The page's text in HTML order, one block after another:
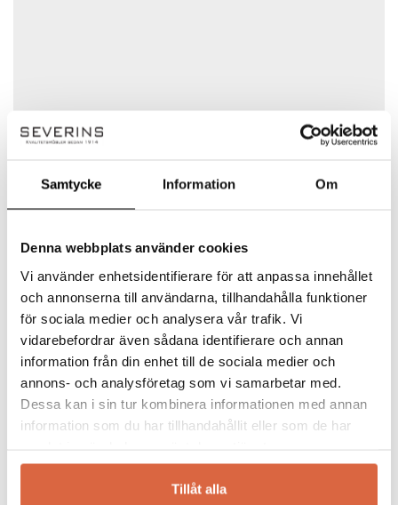
Samtycke Information Om
Denna webbplats använder cookies
Vi använder enhetsidentifierare för att anpassa innehållet
och annonserna till användarna, tillhandahålla funktioner
för sociala medier och analysera vår trafik. Vi
vidarebefordrar även sådana identifierare och annan
information från din enhet till de sociala medier och
annons- och analysföretag som vi samarbetar med.
Dessa kan i sin tur kombinera informationen med annan
information som du har tillhandahållit eller som de har
Tillåt alla
Längd: 130 cm
Bredd: 60 cm
Förpackningsinformation:
Antal kolli: 1
Volym: 0,08 m³
Vikt: 15 kg
Förpackningsmått: 140x70x8 cm
Spara mitt namn, min e-postadress och webbplats i
denna webbläsare till nästa gång jag skriver en
kommentar.
Svenska Hem
Svenska Hem – Skandinavisk design och
kvalitet hos Severins Möbler
Upptäck möbler från Svenska Hem, där
skandinavisk design möter kvalitet och
ett noga utvalt sortiment som passar både
hem och kontor. Oavsett om du söker en
elegant soffa, en stilren matgrupp eller